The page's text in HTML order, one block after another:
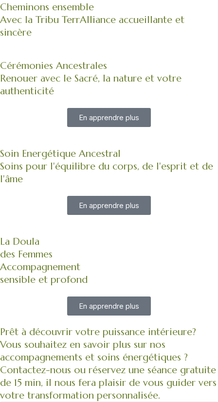
Cheminons ensemble
Avec la Tribu TerrAlliance accueillante et
sincère
Cérémonies Ancestrales
Renouer avec le Sacré, la nature et votre
authenticité
En apprendre plus
Soin Energétique Ancestral
Soins pour l'équilibre du corps, de l'esprit et de
l'âme
En apprendre plus
La Doula
des Femmes
Accompagnement
sensible et profond
En apprendre plus
Prêt à découvrir votre puissance intérieure?
Vous souhaitez en savoir plus sur nos
accompagnements et soins énergétiques ?
Contactez-nous ou réservez une séance gratuite
de 15 min, il nous fera plaisir de vous guider vers
votre transformation personnalisée.